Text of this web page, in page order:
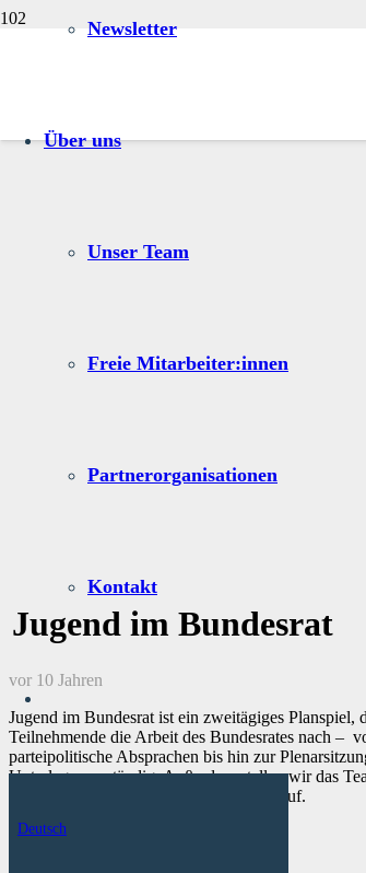
Newsletter
Über uns
Unser Team
Freie Mitarbeiter:innen
Partnerorganisationen
Kontakt
Deutsch
Jugend im Bundesrat
vor 10 Jahren
Jugend im Bundesrat ist ein zweitägiges
Teilnehmende die Arbeit des Bundesrates nach –
parteipolitische Absprachen bis hin zur
Unterlagen zuständig. Außerdem stellen wir das
Verwaltung des Bundesrates – den Verlauf.